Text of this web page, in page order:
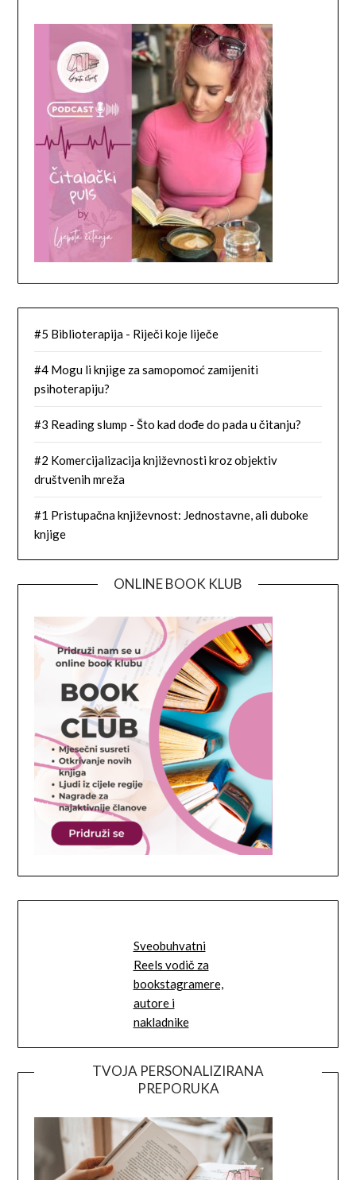
#5 Biblioterapija - Riječi koje liječe
#4 Mogu li knjige za samopomoć zamijeniti
psihoterapiju?
#3 Reading slump - Što kad dođe do pada u čitanju?
#2 Komercijalizacija književnosti kroz objektiv
društvenih mreža
#1 Pristupačna književnost: Jednostavne, ali duboke
knjige
ONLINE BOOK KLUB
Sveobuhvatni
Reels vodič za
bookstagramere,
autore i
nakladnike
TVOJA PERSONALIZIRANA
PREPORUKA